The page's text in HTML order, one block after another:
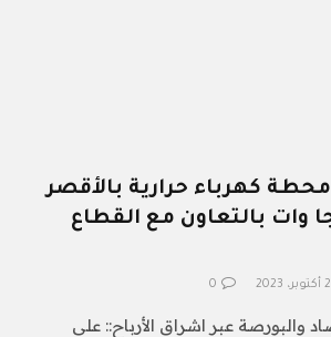
كهرباء حرارية بالأقصر
2250 ميجا وات بالتعاون مع القطاع
2023
0
والبورصة عبر اشراق الأرباح:: على